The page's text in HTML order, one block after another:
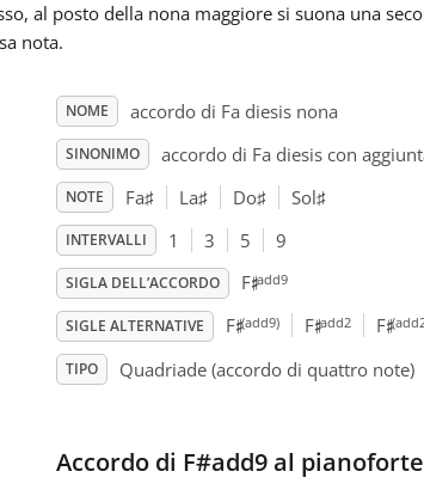
al posto della nona maggiore si suona una
nota.
NOME accordo di Fa diesis nona
SINONIMO accordo di Fa diesis con
NOTE Fa♯ La♯ Do♯ Sol♯
INTERVALLI 1 3 5 9
SIGLA DELL’ACCORDO F♯add9
SIGLE ALTERNATIVE F♯(add9) F♯add2 F♯
TIPO Quadriade (accordo di quattro note)
Accordo di F#add9 al pianoforte